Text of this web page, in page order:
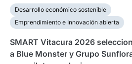
Desarrollo económico sostenible
Emprendimiento e Innovación abierta
SMART Vitacura 2026
a Blue Monster y Grupo